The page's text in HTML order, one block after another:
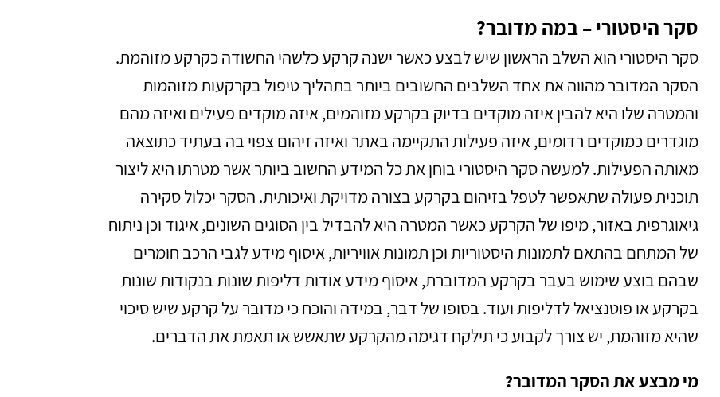
סקר היסטורי – במה מדובר?
סקר היסטורי הוא השלב הראשון שיש לבצע כאשר ישנה קרקע כלשהי החשודה כקרקע מזוהמת.
הסקר המדובר מהווה את אחד השלבים החשובים ביותר בתהליך טיפול בקרקעות מזוהמות
והמטרה שלו היא להבין איזה מוקדים בדיוק בקרקע מזוהמים, איזה מוקדים פעילים ואיזה מהם
מוגדרים כמוקדים רדומים, איזה פעילות התקיימה באתר ואיזה זיהום צפוי בה בעתיד כתוצאה
מאותה הפעילות. למעשה סקר היסטורי בוחן את כל המידע החשוב ביותר אשר מטרתו היא ליצור
תוכנית פעולה שתאפשר לטפל בזיהום בקרקע בצורה מדויקת ואיכותית. הסקר יכלול סקירה
גיאוגרפית באזור, מיפו של הקרקע כאשר המטרה היא להבדיל בין הסוגים השונים, איגוד וכן ניתוח
של המתחם בהתאם לתמונות היסטוריות וכן תמונות אוויריות, איסוף מידע לגבי הרכב חומרים
שבהם בוצע שימוש בעבר בקרקע המדוברת, איסוף מידע אודות דליפות שונות בנקודות שונות
בקרקע או פוטנציאל לדליפות ועוד. בסופו של דבר, במידה והוכח כי מדובר על קרקע שיש סיכוי
שהיא מזוהמת, יש צורך לקבוע כי תילקח דגימה מהקרקע שתאשש או תאמת את הדברים.
מי מבצע את הסקר המדובר?